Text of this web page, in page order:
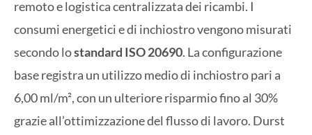
remoto e logistica centralizzata dei ricambi. I
consumi energetici e di inchiostro vengono misurati
secondo lostandard ISO 20690. La configurazione
base registra un utilizzo medio di inchiostro pari a
6,00 ml/m², con un ulteriore risparmio fino al 30%
grazie all’ottimizzazione del flusso di lavoro. Durst